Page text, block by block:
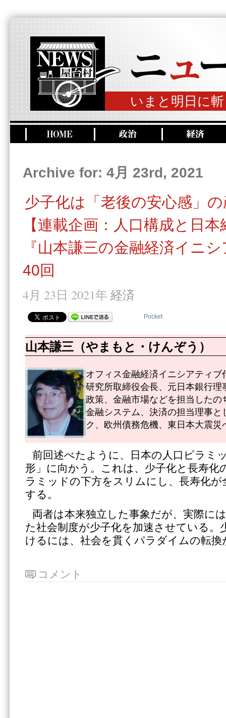
いまと明日に
Archive for: 4月 23rd, 2021
少子化は「老後の安心感」
【連載企画：人口構成と日
『山本謙三の金融経済イニ
40回
4月 23日 2021年 経済
Pocket
山本謙三（やまもと・けんぞう）
オフィス金融経済イニシアティ
研究所取締役会長、元日本銀行
政策、金融市場などを担当した
金融システム、決済の担当理事
ク、欧州債務危機、東日本大震災
前回述べたように、日本の人口ピラミ
形」に向かう。これは、少子化と長寿化
ラミッドの下方をスリムにし、長寿化が
する。
両者は本来独立した事象だが、実際に
た社会制度が少子化を加速させている。
けるには、社会を貫くパラダイムの転換
コメント